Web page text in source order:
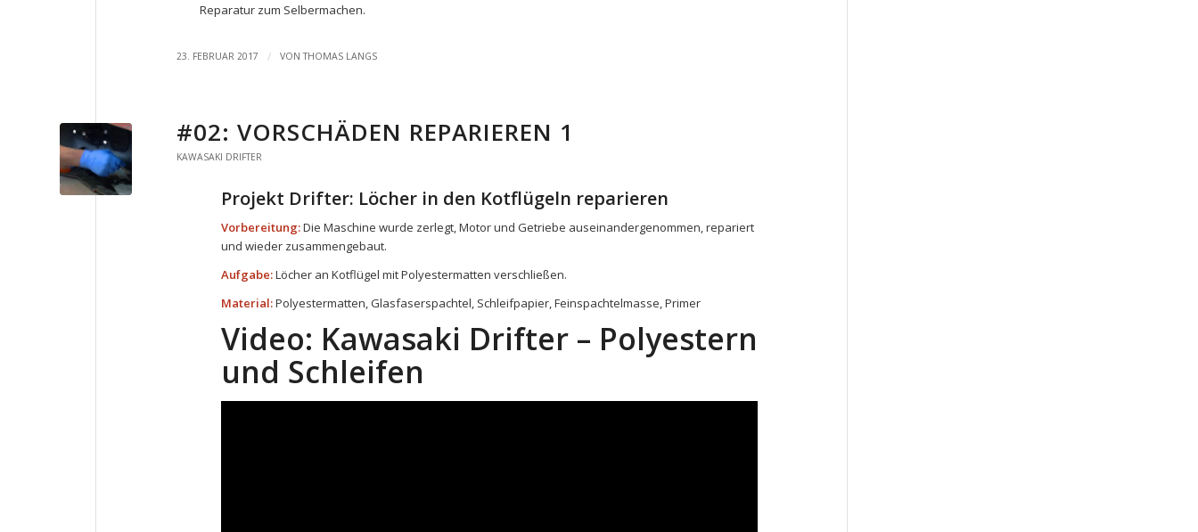
Reparatur zum Selbermachen.
23. FEBRUAR 2017 / VONTHOMAS LANGS
#02: VORSCHÄDEN REPARIEREN 1
KAWASAKI DRIFTER
Projekt Drifter: Löcher in den Kotflügeln reparieren
Vorbereitung:Die Maschine wurde zerlegt, Motor und Getriebe auseinandergenommen, repariert
und wieder zusammengebaut.
Aufgabe:Löcher an Kotflügel mit Polyestermatten verschließen.
Material:Polyestermatten, Glasfaserspachtel, Schleifpapier, Feinspachtelmasse, Primer
Video: Kawasaki Drifter – Polyestern
und Schleifen